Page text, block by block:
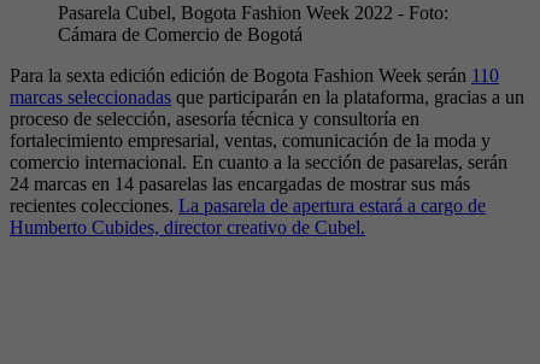
Pasarela Cubel, Bogota Fashion Week 2022 - Foto:
Cámara de Comercio de Bogotá
Para la sexta edición edición de Bogota Fashion Week serán 110
marcas seleccionadas que participarán en la plataforma, gracias a un
proceso de selección, asesoría técnica y consultoría en
fortalecimiento empresarial, ventas, comunicación de la moda y
comercio internacional. En cuanto a la sección de pasarelas, serán
24 marcas en 14 pasarelas las encargadas de mostrar sus más
recientes colecciones. La pasarela de apertura estará a cargo de
Humberto Cubides, director creativo de Cubel.